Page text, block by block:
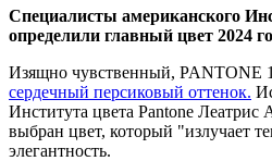
Специалисты американского
определили главный цвет 2024
Изящно чувственный, PANTONE
сердечный персиковый оттенок.
Института цвета Pantone Леатрис
выбран цвет, который "излучает
элегантность.